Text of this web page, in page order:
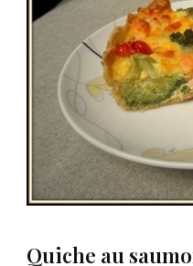
Quiche au